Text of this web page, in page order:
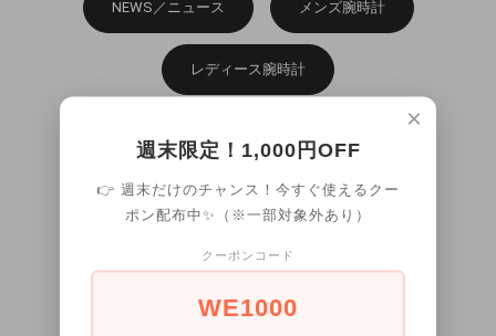
NEWS／ニュース メンズ腕時計
レディース腕時計
スポーツウォッチ
オートマチックモデル
クロノグラフモデル
×
週末限定！1,000円OFF
👉 週末だけのチャンス！今すぐ使えるクー
ポン配布中✨（※一部対象外あり）
クーポンコード
WE1000